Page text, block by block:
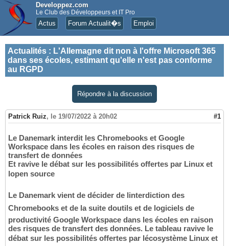
Developpez.com
Le Club des Développeurs et IT Pro
Actus Forum Actualit�s Emploi
Actualités : L'Allemagne dit non à l'offre Microsoft 365
dans ses écoles, estimant qu'elle n'est pas conforme
au RGPD
Répondre à la discussion
Patrick Ruiz, le 19/07/2022 à 20h02 #1
Le Danemark interdit les Chromebooks et Google
Workspace dans les écoles en raison des risques de
transfert de données
Et ravive le débat sur les possibilités offertes par Linux et
lopen source
Le Danemark vient de décider de linterdiction des
Chromebooks et de la suite doutils et de logiciels de
productivité Google Workspace dans les écoles en raison
des risques de transfert des données. Le tableau ravive le
débat sur les possibilités offertes par lécosystème Linux et